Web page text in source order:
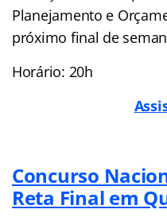
Planejamento e
próximo final de
Horário: 20h
Concurso
Reta Final em